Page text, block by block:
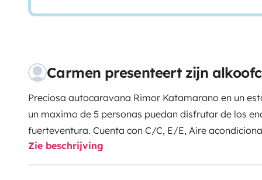
Carmen presenteert zijn
Preciosa autocaravana Rimor Katamarano en un
un maximo de 5 personas puedan disfrutar de los
fuerteventura. Cuenta con C/C, E/E, Aire
de aparcamiento,y etc y se entrega totalmente
que solo piensen en disfrutar de su viaje.
Zie beschrijving